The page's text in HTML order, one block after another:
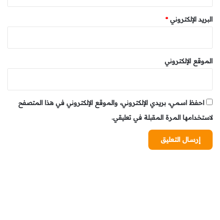
البريد الإلكتروني*
الموقع الإلكتروني
احفظ اسمي، بريدي الإلكتروني، والموقع الإلكتروني في هذا المتصفح
لاستخدامها المرة المقبلة في تعليقي.